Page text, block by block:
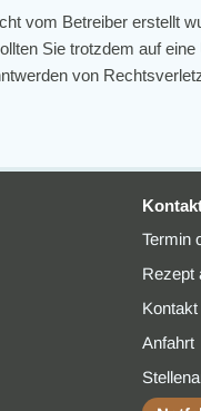
vom Betreiber erstellt
Sie trotzdem auf
von
Termin
Rezept
Kontakt
Anfahrt